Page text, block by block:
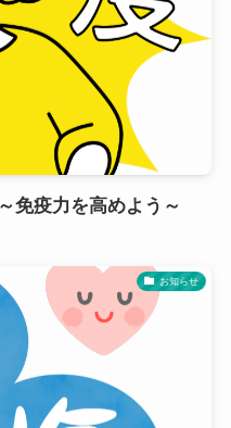
免疫力を高めよう～
お知らせ